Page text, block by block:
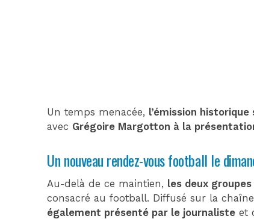
Un temps menacée, l’émission
avec Grégoire Margotton à la
Un nouveau rendez-vous football le
Au-delà de ce maintien, les deux
consacré au football. Diffusé sur la chaîne
également présenté par le journaliste et